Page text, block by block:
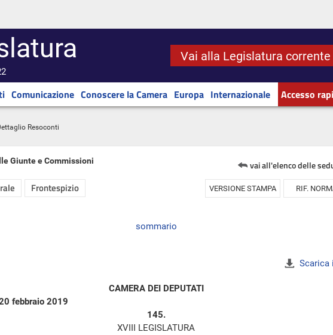
Vai alla Legislatura corrente
Comunicazione Conoscere la Camera Europa Internazionale Accesso
Resoconti
Giunte e Commissioni vai all'elenco delle
Frontespizio VERSIONE STAMPA RIF.
sommario
Scarica
CAMERA DEI DEPUTATI
febbraio 2019
145.
XVIII LEGISLATURA